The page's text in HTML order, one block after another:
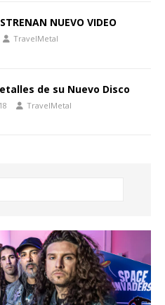
NUEVO VIDEO
TravelMetal
de su Nuevo Disco
TravelMetal